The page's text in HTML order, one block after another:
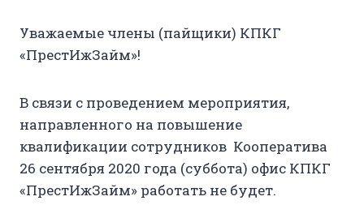
Уважаемые члены (пайщики) КПКГ
«ПрестИжЗайм»!
В связи с проведением мероприятия,
направленного на повышение
квалификации сотрудников Кооператива
26 сентября 2020 года (суббота) офис КПКГ
«ПрестИжЗайм» работать не будет.